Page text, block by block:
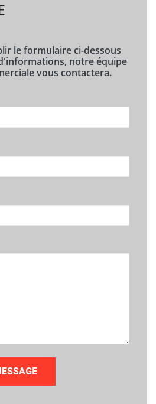
le formulaire ci-dessous
notre équipe
vous contactera.